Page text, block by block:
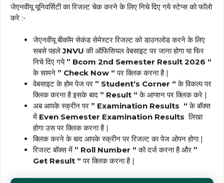
जेएनवीयू यूनिवर्सिटी का रिजल्ट चेक करने के लिए निचे दिए गये स्टेप्स को फॉलो
करे :-
जेएनवीयू बीकॉम सेकंड सेमेस्टर रिजल्ट को डाउनलोड करने के लिए
सबसे पहलेJNVU की ऑफिसियल वेबसाइट पर जाना होगा या फिर
निचे दिए गये ” Bcom 2nd Semester Result 2026 “
के सामने ” Check Now “ पर क्लिक करना है |
वेबसाइट के होम पेज पर ” Student’s Corner “ के विकल्प पर
क्लिक करना है इसके बाद ” Result “ के आप्शन पर क्लिक करे |
अब आपके स्क्रीन पर ” Examination Results “ के बॉक्स
में Even Semester Examination Results लिखा
होगा उस पर क्लिक करना है |
क्लिक करने के बाद आपके स्क्रीन पर रिजल्ट का पेज ओपन होगा |
रिजल्ट बॉक्स में ” Roll Number “ को दर्ज करना है और ”
Get Result “ पर क्लिक करना है |